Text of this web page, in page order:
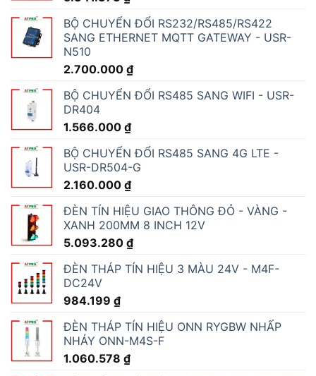
BỘ CHUYỂN ĐỔI RS232/RS485/RS422
SANG ETHERNET MQTT GATEWAY - USR-
N510
2.700.000 ₫
BỘ CHUYỂN ĐỔI RS485 SANG WIFI - USR-
DR404
1.566.000 ₫
BỘ CHUYỂN ĐỔI RS485 SANG 4G LTE -
USR-DR504-G
2.160.000 ₫
ĐÈN TÍN HIỆU GIAO THÔNG ĐỎ - VÀNG -
XANH 200MM 8 INCH 12V
5.093.280 ₫
ĐÈN THÁP TÍN HIỆU 3 MÀU 24V - M4F-
DC24V
984.199 ₫
ĐÈN THÁP TÍN HIỆU ONN RYGBW NHẤP
NHÁY ONN-M4S-F
1.060.578 ₫